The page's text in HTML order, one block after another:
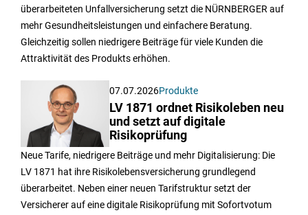
überarbeiteten Unfallversicherung setzt die NÜRNBERGER auf
mehr Gesundheitsleistungen und einfachere Beratung.
Gleichzeitig sollen niedrigere Beiträge für viele Kunden die
Attraktivität des Produkts erhöhen.
07.07.2026Produkte
LV 1871 ordnet Risikoleben neu
und setzt auf digitale
Risikoprüfung
Neue Tarife, niedrigere Beiträge und mehr Digitalisierung: Die
LV 1871 hat ihre Risikolebensversicherung grundlegend
überarbeitet. Neben einer neuen Tarifstruktur setzt der
Versicherer auf eine digitale Risikoprüfung mit Sofortvotum